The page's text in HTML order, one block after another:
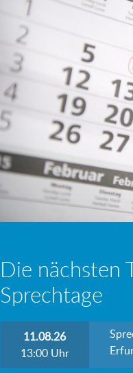
Die nächsten
Sprechtage
11.08.26
13:00 Uhr